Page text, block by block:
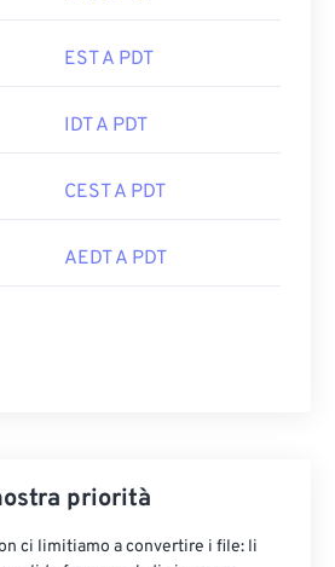
EST A PDT
IDT A PDT
CEST A PDT
AEDT A PDT
priorità
ci limitiamo a convertire i file: li